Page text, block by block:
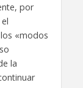
por
«modos
la